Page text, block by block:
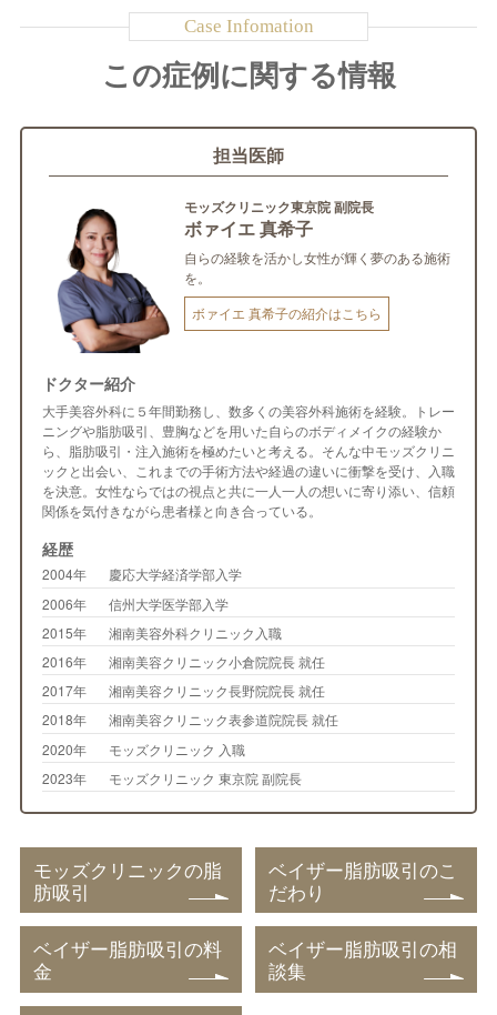
この症例に関する情報
担当医師
モッズクリニック東京院 副院長
ボァイエ 真希子
自らの経験を活かし女性が輝く夢のある施術
を。
ボァイエ 真希子の紹介はこちら
ドクター紹介
大手美容外科に５年間勤務し、数多くの美容外科施術を経験。トレー
ニングや脂肪吸引、豊胸などを用いた自らのボディメイクの経験か
ら、脂肪吸引・注入施術を極めたいと考える。そんな中モッズクリニ
ックと出会い、これまでの手術方法や経過の違いに衝撃を受け、入職
を決意。女性ならではの視点と共に一人一人の想いに寄り添い、信頼
関係を気付きながら患者様と向き合っている。
経歴
2004年
慶応大学経済学部入学
2006年
信州大学医学部入学
2015年
湘南美容外科クリニック入職
2016年
湘南美容クリニック小倉院院長 就任
2017年
湘南美容クリニック長野院院長 就任
2018年
湘南美容クリニック表参道院院長 就任
2020年
モッズクリニック 入職
2023年
モッズクリニック 東京院 副院長
モッズクリニックの脂
肪吸引
ベイザー脂肪吸引のこ
だわり
ベイザー脂肪吸引の料
金
ベイザー脂肪吸引の相
談集